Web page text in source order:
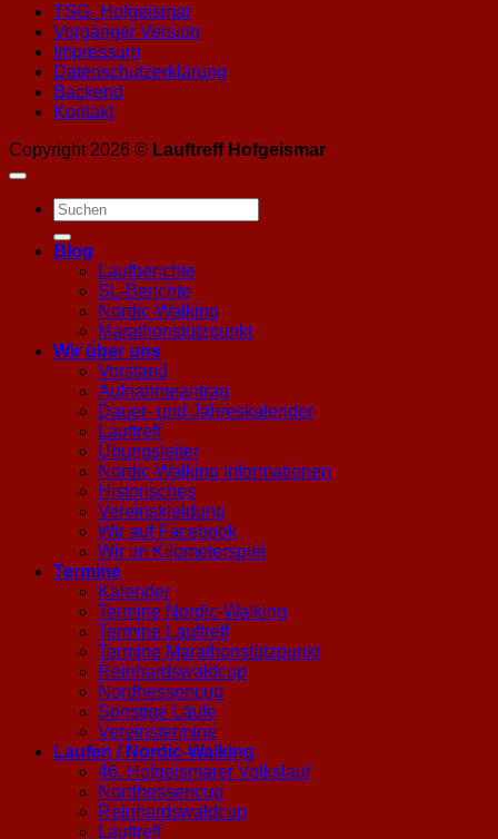
TSG- Hofgeismar
Vorgänger Version
Impressum
Datenschutzerklärung
Backend
Kontakt
Copyright 2026 © Lauftreff Hofgeismar
Blog
Laufberichte
SL-Berichte
Nordic-Walking
Marathonstützpunkt
Wir über uns
Vorstand
Aufnahmeantrag
Dauer- und Jahreskalender
Lauftreff
Übungsleiter
Nordic-Walking Informationen
Historisches
Vereinskleidung
Wir auf Facebook
Wir im Kilometerspiel
Termine
Kalender
Termine Nordic-Walking
Termine Lauftreff
Termine Marathonstützpunkt
Reinhardswaldcup
Nordhessencup
Sonstige Läufe
Vereinstermine
Laufen / Nordic-Walking
46. Hofgeismarer Volkslauf
Nordhessencup
Reinhardswaldcup
Lauftreff